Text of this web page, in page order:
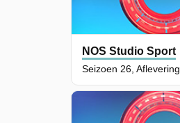
NOS Studio Sport
Seizoen 26,